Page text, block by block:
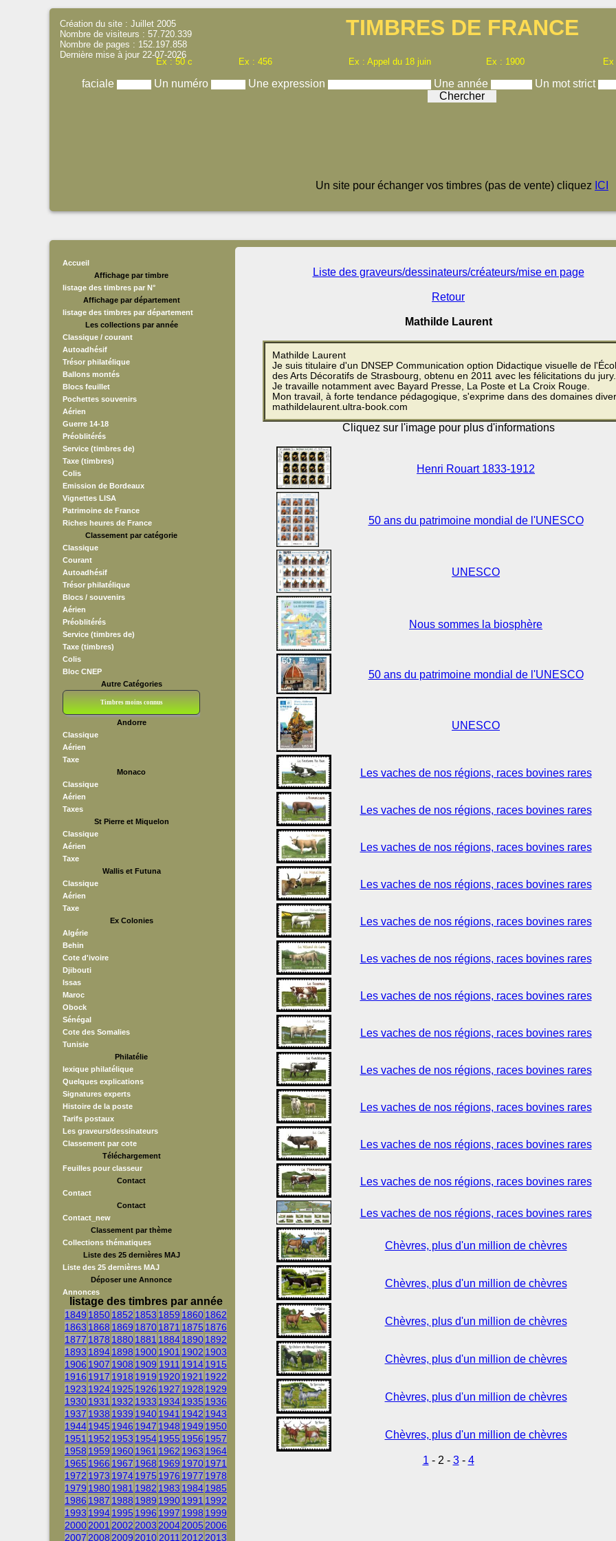
TIMBRES DE FRANCE
Ex : 50 c Ex : 456 Ex : Appel du 18 juin Ex : 1900
faciale Un numéro Une expression Une année Un mot strict
Création du site : Juillet 2005
Nombre de visiteurs : 57.720.339
Nombre de pages : 152.197.858
Dernière mise à jour 22-07-2026
Un site pour échanger vos timbres (pas de vente) cliquez ICI
Accueil
Affichage par timbre
listage des timbres par N°
Affichage par département
listage des timbres par département
Les collections par année
Classique / courant
Autoadhésif
Trésor philatélique
Ballons montés
Blocs feuillet
Pochettes souvenirs
Aérien
Guerre 14-18
Préoblitérés
Service (timbres de)
Taxe (timbres)
Colis
Emission de Bordeaux
Vignettes LISA
Patrimoine de France
Riches heures de France
Classement par catégorie
Classique
Courant
Autoadhésif
Trésor philatélique
Blocs / souvenirs
Aérien
Préoblitérés
Service (timbres de)
Taxe (timbres)
Colis
Bloc CNEP
Autre Catégories
Timbres moins connus
Andorre
Classique
Aérien
Taxe
Monaco
Classique
Aérien
Taxes
St Pierre et Miquelon
Classique
Aérien
Taxe
Wallis et Futuna
Classique
Aérien
Taxe
Ex Colonies
Algérie
Behin
Cote d'ivoire
Djibouti
Issas
Maroc
Obock
Sénégal
Cote des Somalies
Tunisie
Philatélie
lexique philatélique
Quelques explications
Signatures experts
Histoire de la poste
Tarifs postaux
Les graveurs/dessinateurs
Classement par cote
Téléchargement
Feuilles pour classeur
Contact
Contact
Contact
Contact_new
Classement par thème
Collections thématiques
Liste des 25 dernières MAJ
Liste des 25 dernières MAJ
Déposer une Annonce
Annonces
listage des timbres par année
1849 18501852 1853 1859 18601862
1863 1868 1869 18701871 1875 1876
1877 1878 18801881 188418901892
1893 18941898 19001901 1902 1903
1906 1907 1908 1909 1911 19141915
1916 1917 1918 1919 19201921 1922
1923 19241925 1926 1927 1928 1929
19301931 1932 1933 19341935 1936
1937 1938 1939 19401941 1942 1943
19441945 1946 1947 1948 1949 1950
1951 1952 1953 19541955 1956 1957
1958 1959 19601961 1962 1963 1964
1965 1966 1967 1968 1969 19701971
1972 1973 19741975 1976 1977 1978
1979 19801981 1982 1983 19841985
1986 1987 1988 1989 19901991 1992
1993 19941995 1996 1997 1998 1999
20002001 2002 2003 20042005 2006
2007 2008 2009 2010 2011 2012 2013
Liste des graveurs/dessinateurs/créateurs/mise en page
Retour
Mathilde Laurent
Mathilde Laurent
Je suis titulaire d'un DNSEP Communication option Didactique visuelle de
des Arts Décoratifs de Strasbourg, obtenu en 2011 avec les félicitations du jury.
Je travaille notamment avec Bayard Presse, La Poste et La Croix Rouge.
Mon travail, à forte tendance pédagogique, s'exprime dans des domaines
mathildelaurent.ultra-book.com
Cliquez sur l'image pour plus d'informations
Henri Rouart 1833-1912
50 ans du patrimoine mondial de l'UNESCO
UNESCO
Nous sommes la biosphère
50 ans du patrimoine mondial de l'UNESCO
UNESCO
Les vaches de nos régions, races bovines rares
Les vaches de nos régions, races bovines rares
Les vaches de nos régions, races bovines rares
Les vaches de nos régions, races bovines rares
Les vaches de nos régions, races bovines rares
Les vaches de nos régions, races bovines rares
Les vaches de nos régions, races bovines rares
Les vaches de nos régions, races bovines rares
Les vaches de nos régions, races bovines rares
Les vaches de nos régions, races bovines rares
Les vaches de nos régions, races bovines rares
Les vaches de nos régions, races bovines rares
Les vaches de nos régions, races bovines rares
Chèvres, plus d'un million de chèvres
Chèvres, plus d'un million de chèvres
Chèvres, plus d'un million de chèvres
Chèvres, plus d'un million de chèvres
Chèvres, plus d'un million de chèvres
Chèvres, plus d'un million de chèvres
1 - 2 - 3- 4